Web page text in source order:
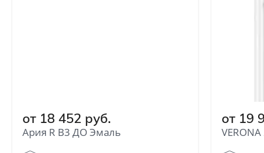
от 18 452 руб.
Ария R В3 ДО Эмаль
от 19